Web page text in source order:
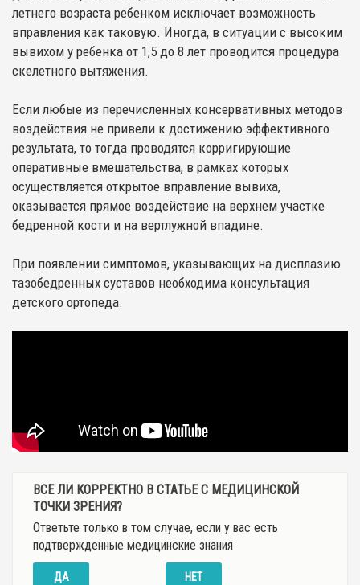
летнего возраста ребенком исключает возможность
вправления как таковую. Иногда, в ситуации с высоким
вывихом у ребенка от 1,5 до 8 лет проводится процедура
скелетного вытяжения.
Если любые из перечисленных консервативных методов
воздействия не привели к достижению эффективного
результата, то тогда проводятся корригирующие
оперативные вмешательства, в рамках которых
осуществляется открытое вправление вывиха,
оказывается прямое воздействие на верхнем участке
бедренной кости и на вертлужной впадине.
При появлении симптомов, указывающих на дисплазию
тазобедренных суставов необходима консультация
детского ортопеда.
ВСЕ ЛИ КОРРЕКТНО В СТАТЬЕ С МЕДИЦИНСКОЙ
ТОЧКИ ЗРЕНИЯ?
Ответьте только в том случае, если у вас есть
подтвержденные медицинские знания
ДА НЕТ